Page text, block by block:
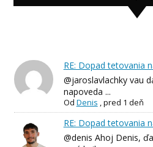
RE: Dopad tetovania
@jaroslavlachky vau
napoveda ...
Od Denis ,pred 1 deň
RE: Dopad tetovania
@denis Ahoj Denis,